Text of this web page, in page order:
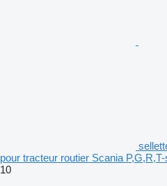
pour tracteur routier Scania
10